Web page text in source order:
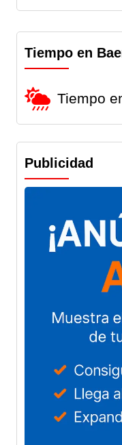
Tiempo en
Tiempo
Publicidad